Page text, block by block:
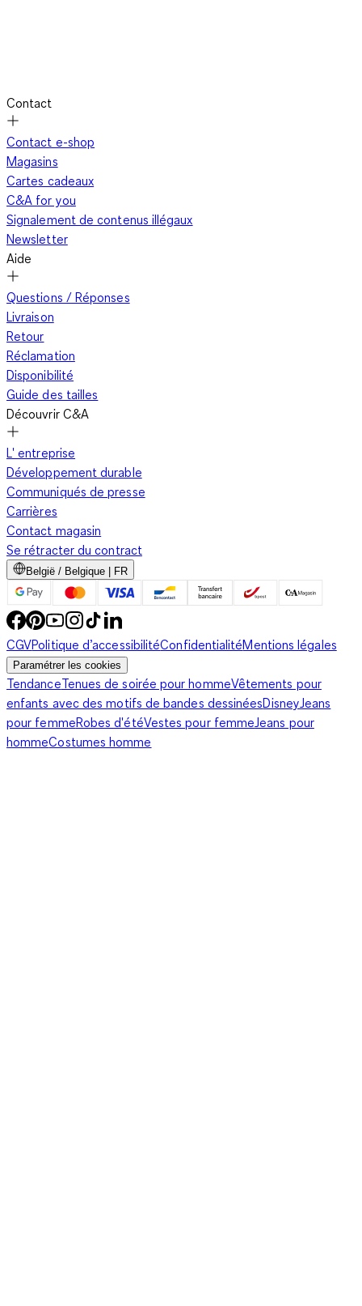
Contact
Contact e-shop
Magasins
Cartes cadeaux
C&A for you
Signalement de contenus illégaux
Newsletter
Aide
Questions / Réponses
Livraison
Retour
Réclamation
Disponibilité
Guide des tailles
Découvrir C&A
L' entreprise
Développement durable
Communiqués de presse
Carrières
Contact magasin
Se rétracter du contract
België / Belgique | FR
CGVPolitique d’accessibilitéConfidentialitéMentions légales
Paramétrer les cookies
TendanceTenues de soirée pour hommeVêtements pour
enfants avec des motifs de bandes dessinéesDisneyJeans
pour femmeRobes d'étéVestes pour femmeJeans pour
hommeCostumes homme